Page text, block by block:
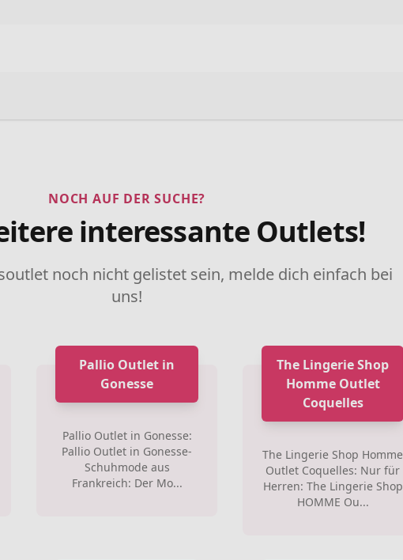
NOCH AUF DER SUCHE?
interessante Outlets!
noch nicht gelistet sein, melde dich einfach bei
uns!
Pallio Outlet in
Gonesse
Pallio Outlet in Gonesse:
Pallio Outlet in Gonesse-
Schuhmode aus
Frankreich: Der Mo...
The Lingerie Shop
Homme Outlet
Coquelles
The Lingerie Shop Homme
Outlet Coquelles: Nur für
Herren: The Lingerie Shop
HOMME Ou...